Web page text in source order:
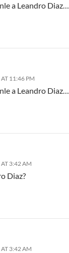
a Leandro Diaz…
11:46 PM
a Leandro Diaz…
3:42 AM
Diaz?
3:42 AM